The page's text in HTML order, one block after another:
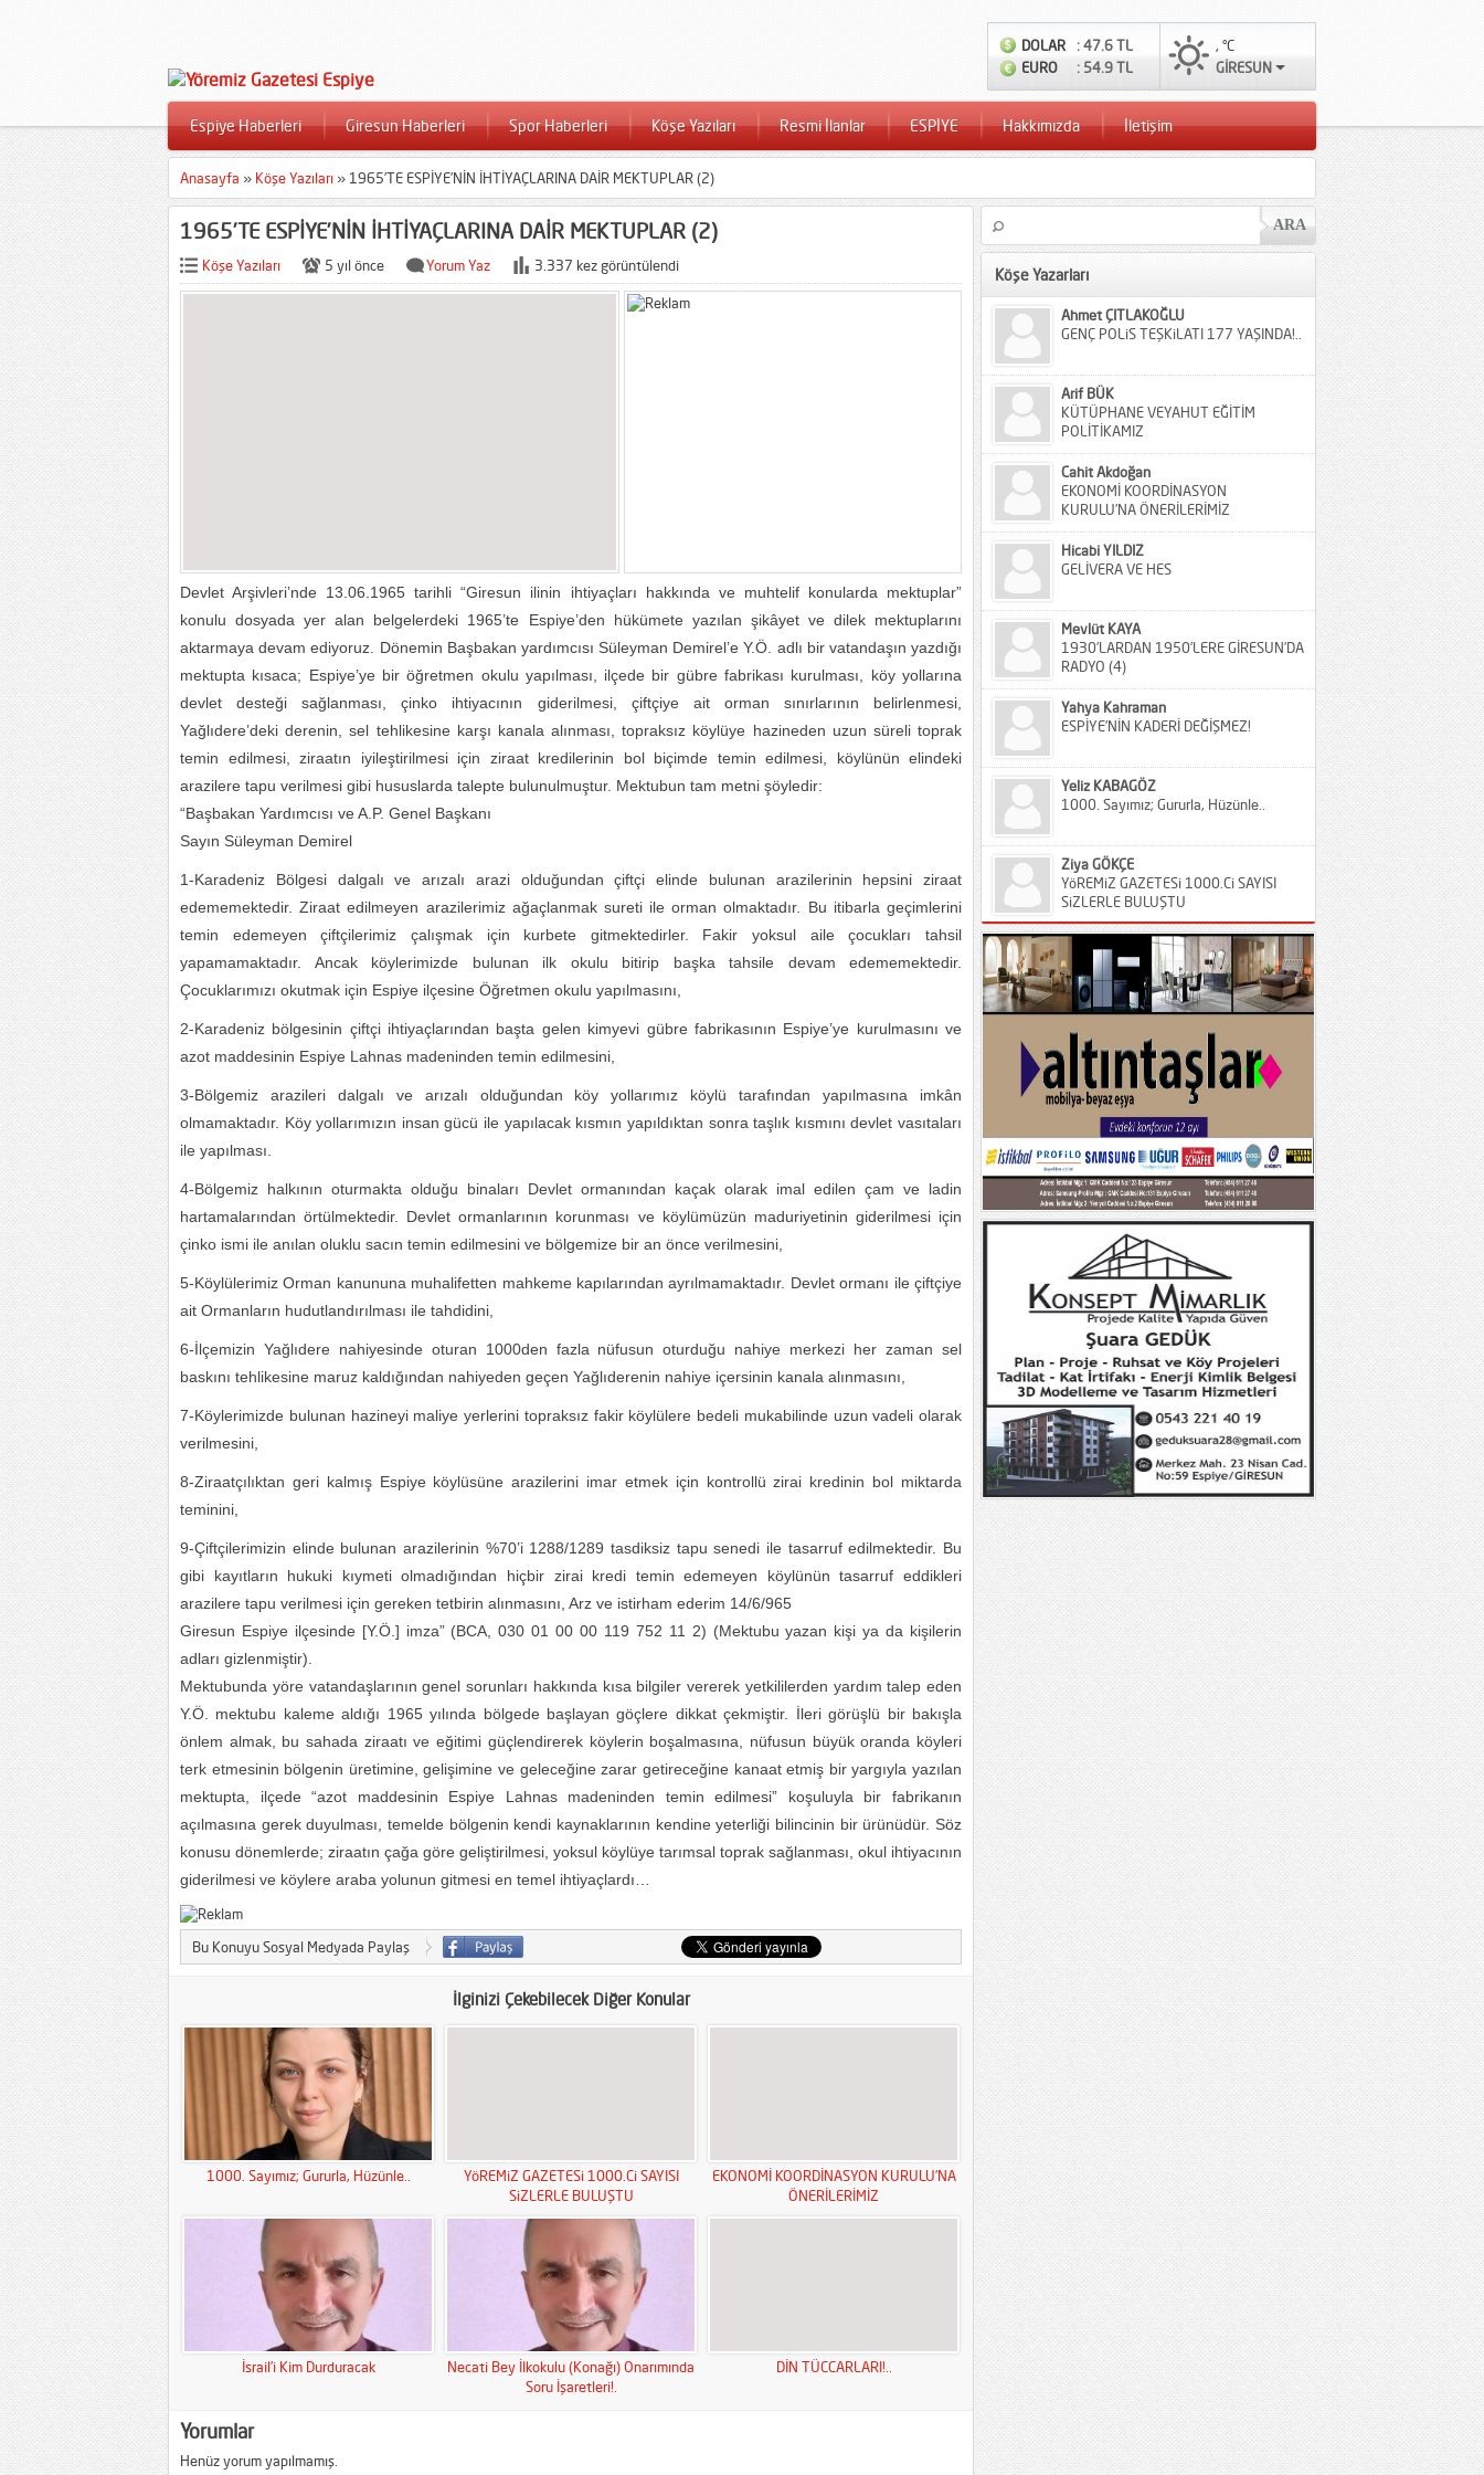
DOLAR
: 47.6 TL
EURO
: 54.9 TL
, °C
GİRESUN
Espiye Haberleri Giresun Haberleri Spor Haberleri Köşe Yazıları Resmi İlanlar ESPİYE Hakkımızda İletişim
Anasayfa » Köşe Yazıları » 1965’TE ESPİYE’NİN İHTİYAÇLARINA DAİR MEKTUPLAR (2)
1965’TE ESPİYE’NİN İHTİYAÇLARINA DAİR MEKTUPLAR (2)
Köşe Yazıları 5 yıl önce Yorum Yaz 3.337 kez görüntülendi
Devlet Arşivleri’nde 13.06.1965 tarihli “Giresun ilinin ihtiyaçları hakkında ve muhtelif konularda mektuplar”
konulu dosyada yer alan belgelerdeki 1965’te Espiye’den hükümete yazılan şikâyet ve dilek mektuplarını
aktarmaya devam ediyoruz. Dönemin Başbakan yardımcısı Süleyman Demirel’e Y.Ö. adlı bir vatandaşın yazdığı
mektupta kısaca; Espiye’ye bir öğretmen okulu yapılması, ilçede bir gübre fabrikası kurulması, köy yollarına
devlet desteği sağlanması, çinko ihtiyacının giderilmesi, çiftçiye ait orman sınırlarının belirlenmesi,
Yağlıdere’deki derenin, sel tehlikesine karşı kanala alınması, topraksız köylüye hazineden uzun süreli toprak
temin edilmesi, ziraatın iyileştirilmesi için ziraat kredilerinin bol biçimde temin edilmesi, köylünün elindeki
arazilere tapu verilmesi gibi hususlarda talepte bulunulmuştur. Mektubun tam metni şöyledir:
“Başbakan Yardımcısı ve A.P. Genel Başkanı
Sayın Süleyman Demirel
1-Karadeniz Bölgesi dalgalı ve arızalı arazi olduğundan çiftçi elinde bulunan arazilerinin hepsini ziraat
edememektedir. Ziraat edilmeyen arazilerimiz ağaçlanmak sureti ile orman olmaktadır. Bu itibarla geçimlerini
temin edemeyen çiftçilerimiz çalışmak için kurbete gitmektedirler. Fakir yoksul aile çocukları tahsil
yapamamaktadır. Ancak köylerimizde bulunan ilk okulu bitirip başka tahsile devam edememektedir.
Çocuklarımızı okutmak için Espiye ilçesine Öğretmen okulu yapılmasını,
2-Karadeniz bölgesinin çiftçi ihtiyaçlarından başta gelen kimyevi gübre fabrikasının Espiye’ye kurulmasını ve
azot maddesinin Espiye Lahnas madeninden temin edilmesini,
3-Bölgemiz arazileri dalgalı ve arızalı olduğundan köy yollarımız köylü tarafından yapılmasına imkân
olmamaktadır. Köy yollarımızın insan gücü ile yapılacak kısmın yapıldıktan sonra taşlık kısmını devlet vasıtaları
ile yapılması.
4-Bölgemiz halkının oturmakta olduğu binaları Devlet ormanından kaçak olarak imal edilen çam ve ladin
hartamalarından örtülmektedir. Devlet ormanlarının korunması ve köylümüzün maduriyetinin giderilmesi için
çinko ismi ile anılan oluklu sacın temin edilmesini ve bölgemize bir an önce verilmesini,
5-Köylülerimiz Orman kanununa muhalifetten mahkeme kapılarından ayrılmamaktadır. Devlet ormanı ile çiftçiye
ait Ormanların hudutlandırılması ile tahdidini,
6-İlçemizin Yağlıdere nahiyesinde oturan 1000den fazla nüfusun oturduğu nahiye merkezi her zaman sel
baskını tehlikesine maruz kaldığından nahiyeden geçen Yağlıderenin nahiye içersinin kanala alınmasını,
7-Köylerimizde bulunan hazineyi maliye yerlerini topraksız fakir köylülere bedeli mukabilinde uzun vadeli olarak
verilmesini,
8-Ziraatçılıktan geri kalmış Espiye köylüsüne arazilerini imar etmek için kontrollü zirai kredinin bol miktarda
teminini,
9-Çiftçilerimizin elinde bulunan arazilerinin %70’i 1288/1289 tasdiksiz tapu senedi ile tasarruf edilmektedir. Bu
gibi kayıtların hukuki kıymeti olmadığından hiçbir zirai kredi temin edemeyen köylünün tasarruf eddikleri
arazilere tapu verilmesi için gereken tetbirin alınmasını, Arz ve istirham ederim 14/6/965
Giresun Espiye ilçesinde [Y.Ö.] imza” (BCA, 030 01 00 00 119 752 11 2) (Mektubu yazan kişi ya da kişilerin
adları gizlenmiştir).
Mektubunda yöre vatandaşlarının genel sorunları hakkında kısa bilgiler vererek yetkililerden yardım talep eden
Y.Ö. mektubu kaleme aldığı 1965 yılında bölgede başlayan göçlere dikkat çekmiştir. İleri görüşlü bir bakışla
önlem almak, bu sahada ziraatı ve eğitimi güçlendirerek köylerin boşalmasına, nüfusun büyük oranda köyleri
terk etmesinin bölgenin üretimine, gelişimine ve geleceğine zarar getireceğine kanaat etmiş bir yargıyla yazılan
mektupta, ilçede “azot maddesinin Espiye Lahnas madeninden temin edilmesi” koşuluyla bir fabrikanın
açılmasına gerek duyulması, temelde bölgenin kendi kaynaklarının kendine yeterliği bilincinin bir ürünüdür. Söz
konusu dönemlerde; ziraatın çağa göre geliştirilmesi, yoksul köylüye tarımsal toprak sağlanması, okul ihtiyacının
giderilmesi ve köylere araba yolunun gitmesi en temel ihtiyaçlardı…
Bu Konuyu Sosyal Medyada Paylaş
İlginizi Çekebilecek Diğer Konular
1000. Sayımız; Gururla, Hüzünle..
YöREMiZ GAZETESi 1000.Ci SAYISI
SiZLERLE BULUŞTU
EKONOMİ KOORDİNASYON KURULU’NA
ÖNERİLERİMİZ
İsrail’i Kim Durduracak
Necati Bey İlkokulu (Konağı) Onarımında
Soru İşaretleri!.
DİN TÜCCARLARI!..
Yorumlar
Henüz yorum yapılmamış.
Köşe Yazarları
Ahmet ÇITLAKOĞLU
GENÇ POLiS TEŞKiLATI 177 YAŞINDA!..
Arif BÜK
KÜTÜPHANE VEYAHUT EĞİTİM
POLİTİKAMIZ
Cahit Akdoğan
EKONOMİ KOORDİNASYON
KURULU’NA ÖNERİLERİMİZ
Hicabi YILDIZ
GELİVERA VE HES
Mevlüt KAYA
1930’LARDAN 1950’LERE GİRESUN’DA
RADYO (4)
Yahya Kahraman
ESPİYE’NİN KADERİ DEĞİŞMEZ!
Yeliz KABAGÖZ
1000. Sayımız; Gururla, Hüzünle..
Ziya GÖKÇE
YöREMiZ GAZETESi 1000.Ci SAYISI
SiZLERLE BULUŞTU